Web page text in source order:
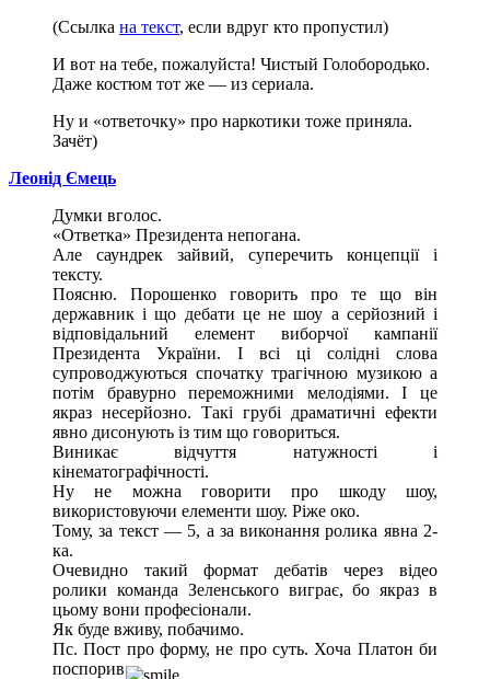
(Ссылка на текст, если вдруг кто пропустил)
И вот на тебе, пожалуйста! Чистый Голобородько.
Даже костюм тот же — из сериала.
Ну и «ответочку» про наркотики тоже приняла.
Зачёт)
Леонід Ємець
Думки вголос.
«Ответка» Президента непогана.
Але саундрек зайвий, суперечить концепції і
тексту.
Поясню. Порошенко говорить про те що він
державник і що дебати це не шоу а серйозний і
відповідальний елемент виборчої кампанії
Президента України. І всі ці солідні слова
супроводжуються спочатку трагічною музикою а
потім бравурно переможними мелодіями. І це
якраз несерйозно. Такі грубі драматичні ефекти
явно дисонують із тим що говориться.
Виникає відчуття натужності і
кінематографічності.
Ну не можна говорити про шкоду шоу,
використовуючи елементи шоу. Ріже око.
Тому, за текст — 5, а за виконання ролика явна 2-
ка.
Очевидно такий формат дебатів через відео
ролики команда Зеленського виграє, бо якраз в
цьому вони професіонали.
Як буде вживу, побачимо.
Пс. Пост про форму, не про суть. Хоча Платон би
поспорив